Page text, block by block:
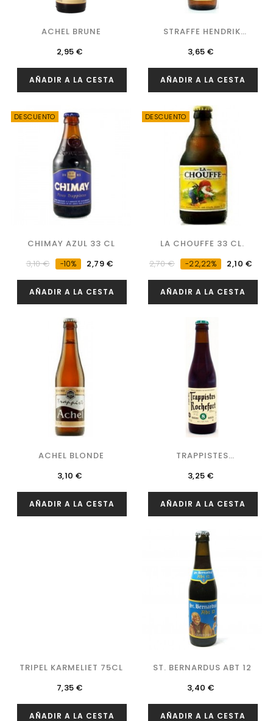
ACHEL BRUNE
Precio
2,95 €
AÑADIR A LA CESTA
STRAFFE HENDRIK
TRIPEL
Precio
3,65 €
AÑADIR A LA CESTA
DESCUENTO
CHIMAY AZUL 33 CL
Precio
regular
3,10 € -10% Precio
2,79 €
AÑADIR A LA CESTA
DESCUENTO
LA CHOUFFE 33 CL.
Precio
regular
2,70 € -22,22% Precio
2,10 €
AÑADIR A LA CESTA
ACHEL BLONDE
Precio
3,10 €
AÑADIR A LA CESTA
TRAPPISTES
ROCHEFORT 8
Precio
3,25 €
AÑADIR A LA CESTA
TRIPEL KARMELIET 75CL
Precio
7,35 €
AÑADIR A LA CESTA
ST. BERNARDUS ABT 12
Precio
3,40 €
AÑADIR A LA CESTA